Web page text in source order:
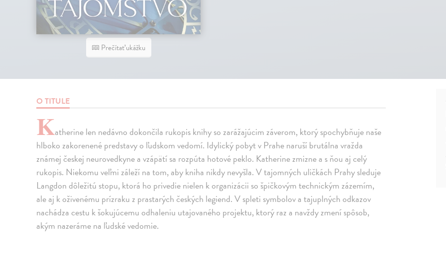
Prečítať ukážku
O TITULE
Katherine len nedávno dokončila rukopis knihy so zarážajúcim záverom, ktorý spochybňuje naše
hlboko zakorenené predstavy o ľudskom vedomí. Idylický pobyt v Prahe naruší brutálna vražda
známej českej neurovedkyne a vzápätí sa rozpúta hotové peklo. Katherine zmizne a s ňou aj celý
rukopis. Niekomu veľmi záleží na tom, aby kniha nikdy nevyšla. V tajomných uličkách Prahy sleduje
Langdon dôležitú stopu, ktorá ho privedie nielen k organizácii so špičkovým technickým zázemím,
ale aj k oživenému prízraku z prastarých českých legiend. V spleti symbolov a tajuplných odkazov
nachádza cestu k šokujúcemu odhaleniu utajovaného projektu, ktorý raz a navždy zmení spôsob,
akým nazeráme na ľudské vedomie.